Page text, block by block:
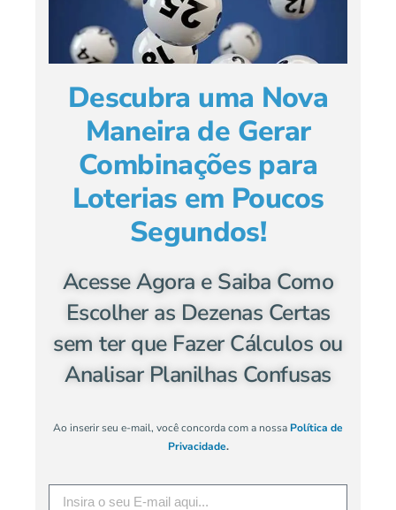
Descubra uma Nova
Maneira de Gerar
Combinações para
Loterias em Poucos
Segundos!
Acesse Agora e Saiba Como
Escolher as Dezenas Certas
sem ter que Fazer Cálculos ou
Analisar Planilhas Confusas
Ao inserir seu e-mail, você concorda com a nossa Política de
Privacidade.